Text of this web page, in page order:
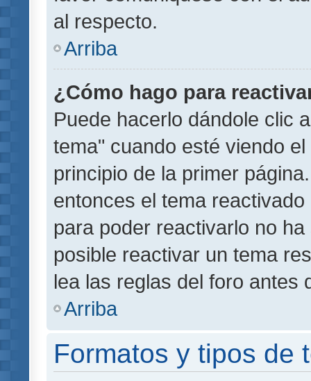
al respecto.
Arriba
¿Cómo hago para
Puede hacerlo dándole clic
tema" cuando esté viendo
principio de la primer
entonces el tema
para poder reactivarlo no
posible reactivar un tema
lea las reglas del foro antes
Arriba
Formatos y tipos de